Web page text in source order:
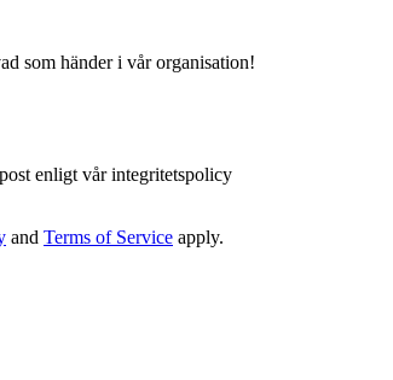
som händer i vår organisation!
enligt vår integritetspolicy
and Terms of Service apply.